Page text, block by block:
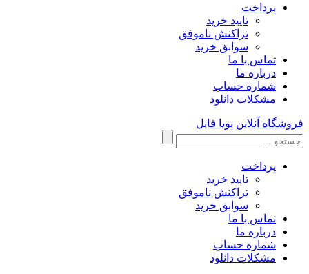
پرداخت
تایید خرید
تراکنش ناموفق
سوابق خرید
تماس با ما
درباره ما
شماره حساب
مشکلات دانلود
فروشگاه آنلاین پویا فایل
پرداخت
تایید خرید
تراکنش ناموفق
سوابق خرید
تماس با ما
درباره ما
شماره حساب
مشکلات دانلود